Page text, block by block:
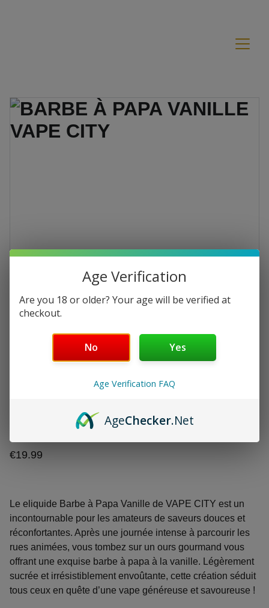
BARBE À PAPA VANILLE
50ml sans nicotine
€19.99
Le eliquide Barbe à Papa Vanille de VAPE CITY est un
incontournable pour les amateurs de saveurs douces et
réconfortantes. Après une journée intense à parcourir les
rues animées, vous tombez sur un ours gourmand vous
offrant une exquise barbe à papa à la vanille. Légèrement
sucrée et irrésistiblement envoûtante, cette création séduit
tous ceux en quête d’une vape généreuse et savoureuse !
Age Verification
Are you 18 or older? Your age will be verified at
checkout.
No Yes
Age Verification FAQ
AgeChecker.Net